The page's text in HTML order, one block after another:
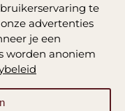
te
advertenties
je een
worden anoniem